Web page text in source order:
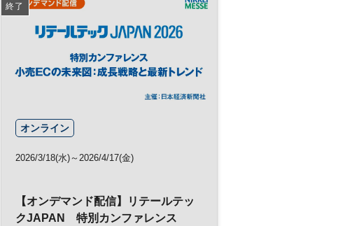
終了
オンライン
2026/3/18(水)～2026/4/17(金)
【オンデマンド配信】リテールテッ
クJAPAN 特別カンファレンス